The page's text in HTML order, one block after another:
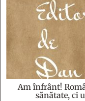
Am înfrânt!
sănătate, ci